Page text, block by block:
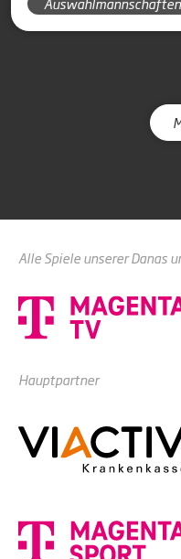
Länderpokal 2025
Alle Spiele unserer Danas
Hauptpartner